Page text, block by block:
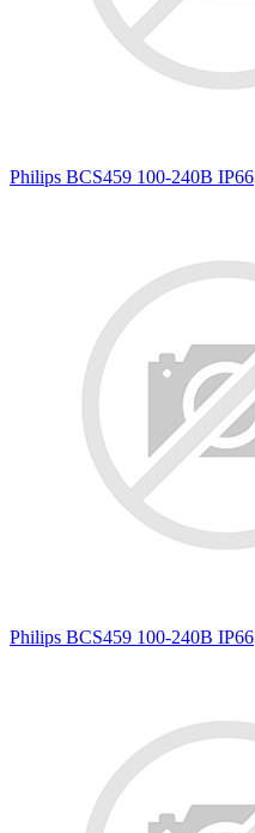
Philips BCS459 100-240В IP66
Philips BCS459 100-240В IP66